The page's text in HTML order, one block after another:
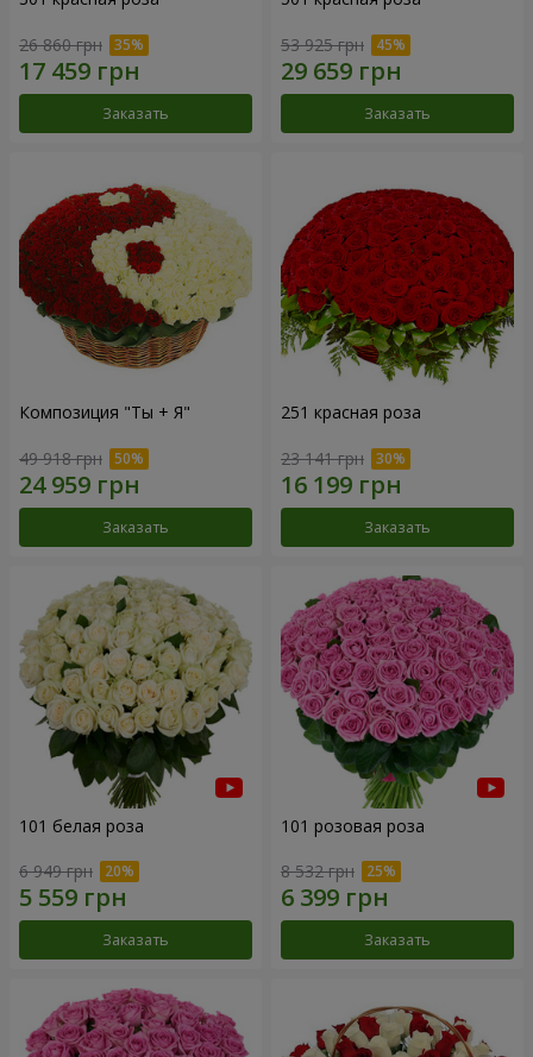
26 860 грн
Заказать
53 925 грн
Заказать
Композиция "Ты + Я"
49 918 грн
Заказать
251 красная роза
23 141 грн
Заказать
101 белая роза
6 949 грн
Заказать
101 розовая роза
8 532 грн
Заказать